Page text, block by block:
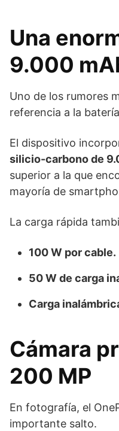
Una
9.000
Uno de los rumores
referencia a la
El dispositivo
silicio-carbono de
superior a la que
mayoría de
La carga rápida
100 W por cable.
50 W de carga
Carga
Cámara
200 MP
En fotografía, el
importante salto.